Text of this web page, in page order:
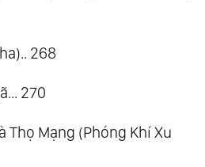
268
270
Thọ Mạng (Phóng Khí Xu